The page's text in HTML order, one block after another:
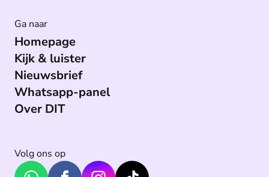
Ga naar
Homepage
Kijk & luister
Nieuwsbrief
Whatsapp-panel
Over DIT
Volg ons op